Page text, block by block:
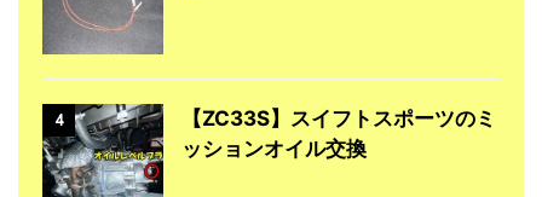
4
【ZC33S】スイフトスポーツのミ
ッションオイル交換